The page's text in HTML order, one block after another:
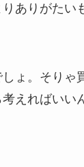
ありがたい
ょ。そりゃ
えればいい